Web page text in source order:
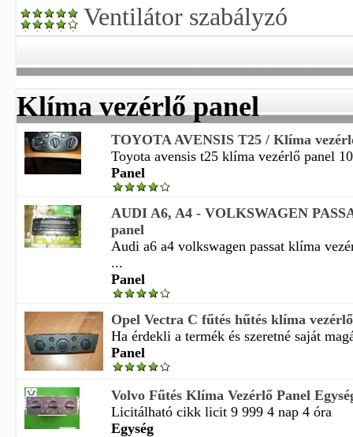
Ventilátor szabályzó
Klíma vezérlő panel
TOYOTA AVENSIS T25 / Klíma
Toyota avensis t25 klíma vezérlő panel
Panel
AUDI A6, A4 - VOLKSWAGEN
panel
Audi a6 a4 volkswagen passat klíma
...
Panel
Opel Vectra C fűtés hűtés klíma
Ha érdekli a termék és szeretné saját
Panel
Volvo Fűtés Klíma Vezérlő Panel
Licitálható cikk licit 9 999 4 nap 4 óra
Egység